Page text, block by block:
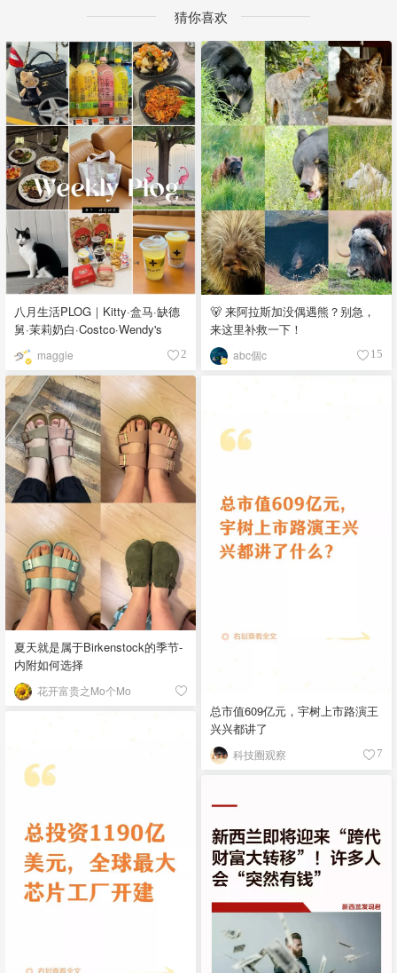
猜你喜欢
八月生活PLOG｜Kitty·盒马·缺德
舅·茉莉奶白·Costco·Wendy's
maggie 2
🐻 来阿拉斯加没偶遇熊？别急，
来这里补救一下！
abc個c 15
夏天就是属于Birkenstock的季节-
内附如何选择
花开富贵之Mo个Mo
总市值609亿元，宇树上市路演王
兴兴都讲了
科技圈观察 7